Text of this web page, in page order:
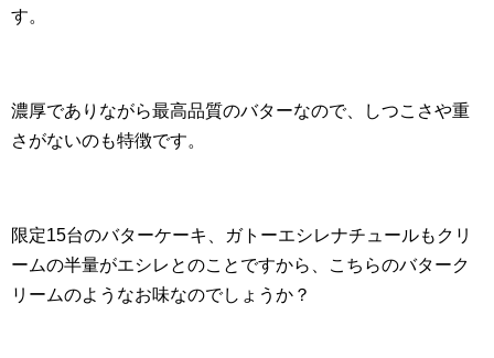
す。
濃厚でありながら最高品質のバターなので、しつこさや重
さがないのも特徴です。
限定15台のバターケーキ、ガトーエシレナチュールもクリ
ームの半量がエシレとのことですから、こちらのバターク
リームのようなお味なのでしょうか？